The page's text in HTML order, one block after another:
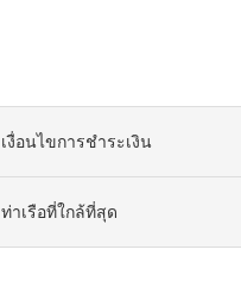
เงื่อนไขการชำระเงิน
ท่าเรือที่ใกล้ที่สุด